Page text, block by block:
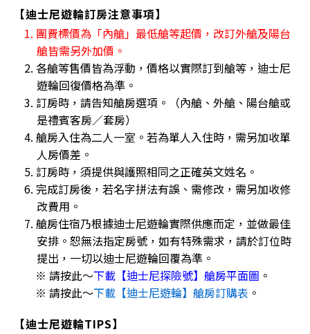
【迪士尼遊輪訂房注意事項】
1. 團費標價為「內艙」最低艙等起價，改訂外艙及陽台
艙皆需另外加價。
2. 各艙等售價皆為浮動，價格以實際訂到艙等，迪士尼
遊輪回復價格為準。
3. 訂房時，請告知艙房選項。（內艙、外艙、陽台艙或
是禮賓客房／套房）
4. 艙房入住為二人一室。若為單人入住時，需另加收單
人房價差。
5. 訂房時，須提供與護照相同之正確英文姓名。
6. 完成訂房後，若名字拼法有誤、需修改，需另加收修
改費用。
7. 艙房住宿乃根據迪士尼遊輪實際供應而定，並做最佳
安排。恕無法指定房號，如有特殊需求，請於訂位時
提出，一切以迪士尼遊輪回覆為準。
※ 請按此～下載【迪士尼探險號】艙房平面圖 。
※ 請按此～下載【迪士尼遊輪】艙房訂購表 。
【迪士尼遊輪TIPS】